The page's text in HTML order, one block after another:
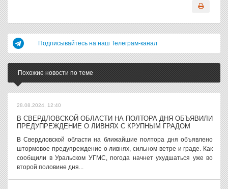
Подписывайтесь на наш Телеграм-канал
Похожие новости по теме
28.08.2024, 12:40
В СВЕРДЛОВСКОЙ ОБЛАСТИ НА ПОЛТОРА ДНЯ ОБЪЯВИЛИ
ПРЕДУПРЕЖДЕНИЕ О ЛИВНЯХ С КРУПНЫМ ГРАДОМ
В Свердловской области на ближайшие полтора дня объявлено
штормовое предупреждение о ливнях, сильном ветре и граде. Как
сообщили в Уральском УГМС, погода начнет ухудшаться уже во
второй половине дня...